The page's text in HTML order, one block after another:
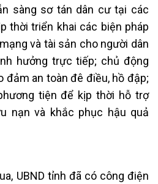
sàng sơ tán dân cư tại các
thời triển khai các biện pháp
và tài sản cho người dân
hưởng trực tiếp; chủ động
đảm an toàn đê điều, hồ đập;
tiện để kịp thời hỗ trợ
nạn và khắc phục hậu quả
UBND tỉnh đã có công điện